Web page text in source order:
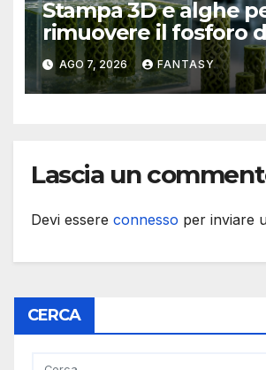
Stampa 3D e alghe
rimuovere il fosforo
acque il progetto
Florida Atlantic
AGO 7, 2026 FANTASY
Lascia un
Devi essere connesso per inviare
CERCA